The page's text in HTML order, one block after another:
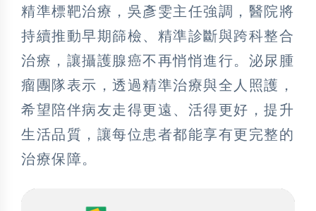
精準標靶治療，吳彥雯主任強調，醫院將
持續推動早期篩檢、精準診斷與跨科整合
治療，讓攝護腺癌不再悄悄進行。泌尿腫
瘤團隊表示，透過精準治療與全人照護，
希望陪伴病友走得更遠、活得更好，提升
生活品質，讓每位患者都能享有更完整的
治療保障。